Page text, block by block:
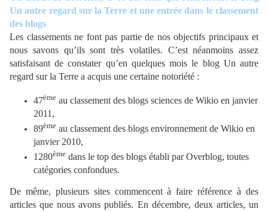
Un autre regard sur la Terre et une entrée dans le classement
des blogs
Les classements ne font pas partie de nos objectifs principaux et
nous savons qu’ils sont très volatiles. C’est néanmoins assez
satisfaisant de constater qu’en quelques mois le blog Un autre
regard sur la Terre a acquis une certaine notoriété :
47ème au classement des blogs sciences de Wikio en janvier
2011,
89ème au classement des blogs environnement de Wikio en
janvier 2010,
1280ème dans le top des blogs établi par Overblog, toutes
catégories confondues.
De même, plusieurs sites commencent à faire référence à des
articles que nous avons publiés. En décembre, deux articles, un